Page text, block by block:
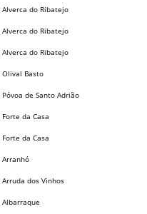
Alverca do Ribatejo
Alverca do Ribatejo
Alverca do Ribatejo
Olival Basto
Póvoa de Santo Adrião
Forte da Casa
Forte da Casa
Arranhó
Arruda dos Vinhos
Albarraque